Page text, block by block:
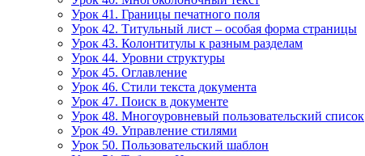
Урок 41. Границы печатного поля
Урок 42. Титульный лист – особая форма страницы
Урок 43. Колонтитулы к разным разделам
Урок 44. Уровни структуры
Урок 45. Оглавление
Урок 46. Стили текста документа
Урок 47. Поиск в документе
Урок 48. Многоуровневый пользовательский список
Урок 49. Управление стилями
Урок 50. Пользовательский шаблон